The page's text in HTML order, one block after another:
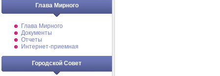
Глава Мирного
Глава Мирного
Документы
Отчеты
Интернет-приемная
Городской Совет